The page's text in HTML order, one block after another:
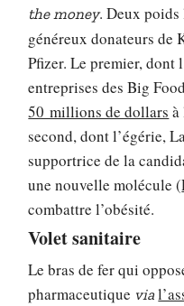
the money. Deux
généreux donateurs de
Pfizer. Le premier,
entreprises des Big
50 millions de dollars à
second, dont l’égérie,
supportrice de la
une nouvelle molécule (
combattre l’obésité.
Volet sanitaire
Le bras de fer qui
pharmaceutique via